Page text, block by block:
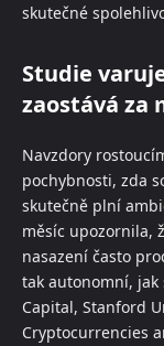
skutečné
Studie
zaostává za
Navzdory
pochybnosti, zda
skutečně plní
měsíc upozornila,
nasazení často
tak autonomní, jak
Capital, Stanford
Cryptocurrencies